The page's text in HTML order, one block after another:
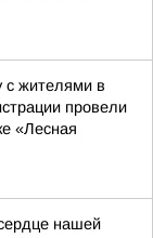
с жителями в
провели
«Лесная
нашей